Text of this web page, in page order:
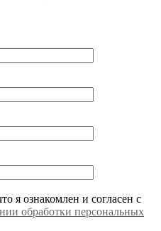
я ознакомлен и согласен с
обработки персональных